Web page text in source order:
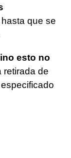
hasta que se
esto no
retirada de